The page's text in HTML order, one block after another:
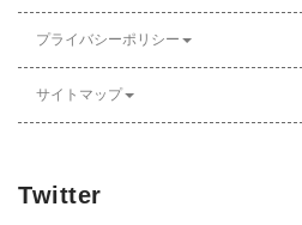
プライバシーポリシー
サイトマップ
Twitter